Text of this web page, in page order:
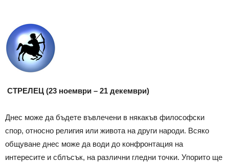
СТРЕЛЕЦ (23 ноември – 21 декември)
Днес може да бъдете въвлечени в някакъв философски
спор, относно религия или живота на други народи. Всяко
общуване днес може да води до конфронтация на
интересите и сблъсък, на различни гледни точки. Упорито ще